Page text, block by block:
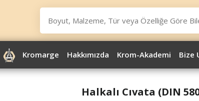
Kromarge Hakkımızda Krom-Akademi Bize
Halkalı Cıvata (DIN